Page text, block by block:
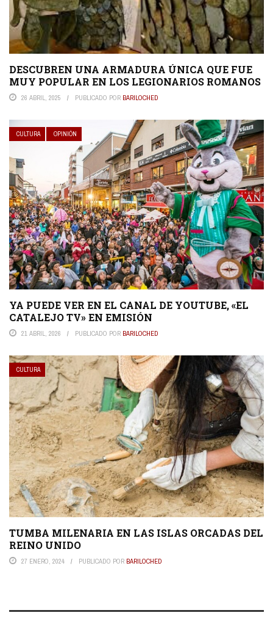
DESCUBREN UNA ARMADURA ÚNICA QUE FUE
MUY POPULAR EN LOS LEGIONARIOS ROMANOS
26 ABRIL, 2025 PUBLICADO POR BARILOCHED
CULTURA OPINIÓN
YA PUEDE VER EN EL CANAL DE YOUTUBE, «EL
CATALEJO TV» EN EMISIÓN
21 ABRIL, 2026 PUBLICADO POR BARILOCHED
CULTURA
TUMBA MILENARIA EN LAS ISLAS ORCADAS DEL
REINO UNIDO
27 ENERO, 2024 PUBLICADO POR BARILOCHED